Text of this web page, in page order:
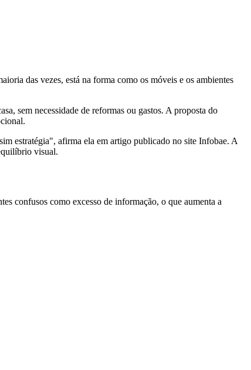
das vezes, está na forma como os móveis e os ambientes
sem necessidade de reformas ou gastos. A proposta do
estratégia", afirma ela em artigo publicado no site Infobae. A
visual.
confusos como excesso de informação, o que aumenta a